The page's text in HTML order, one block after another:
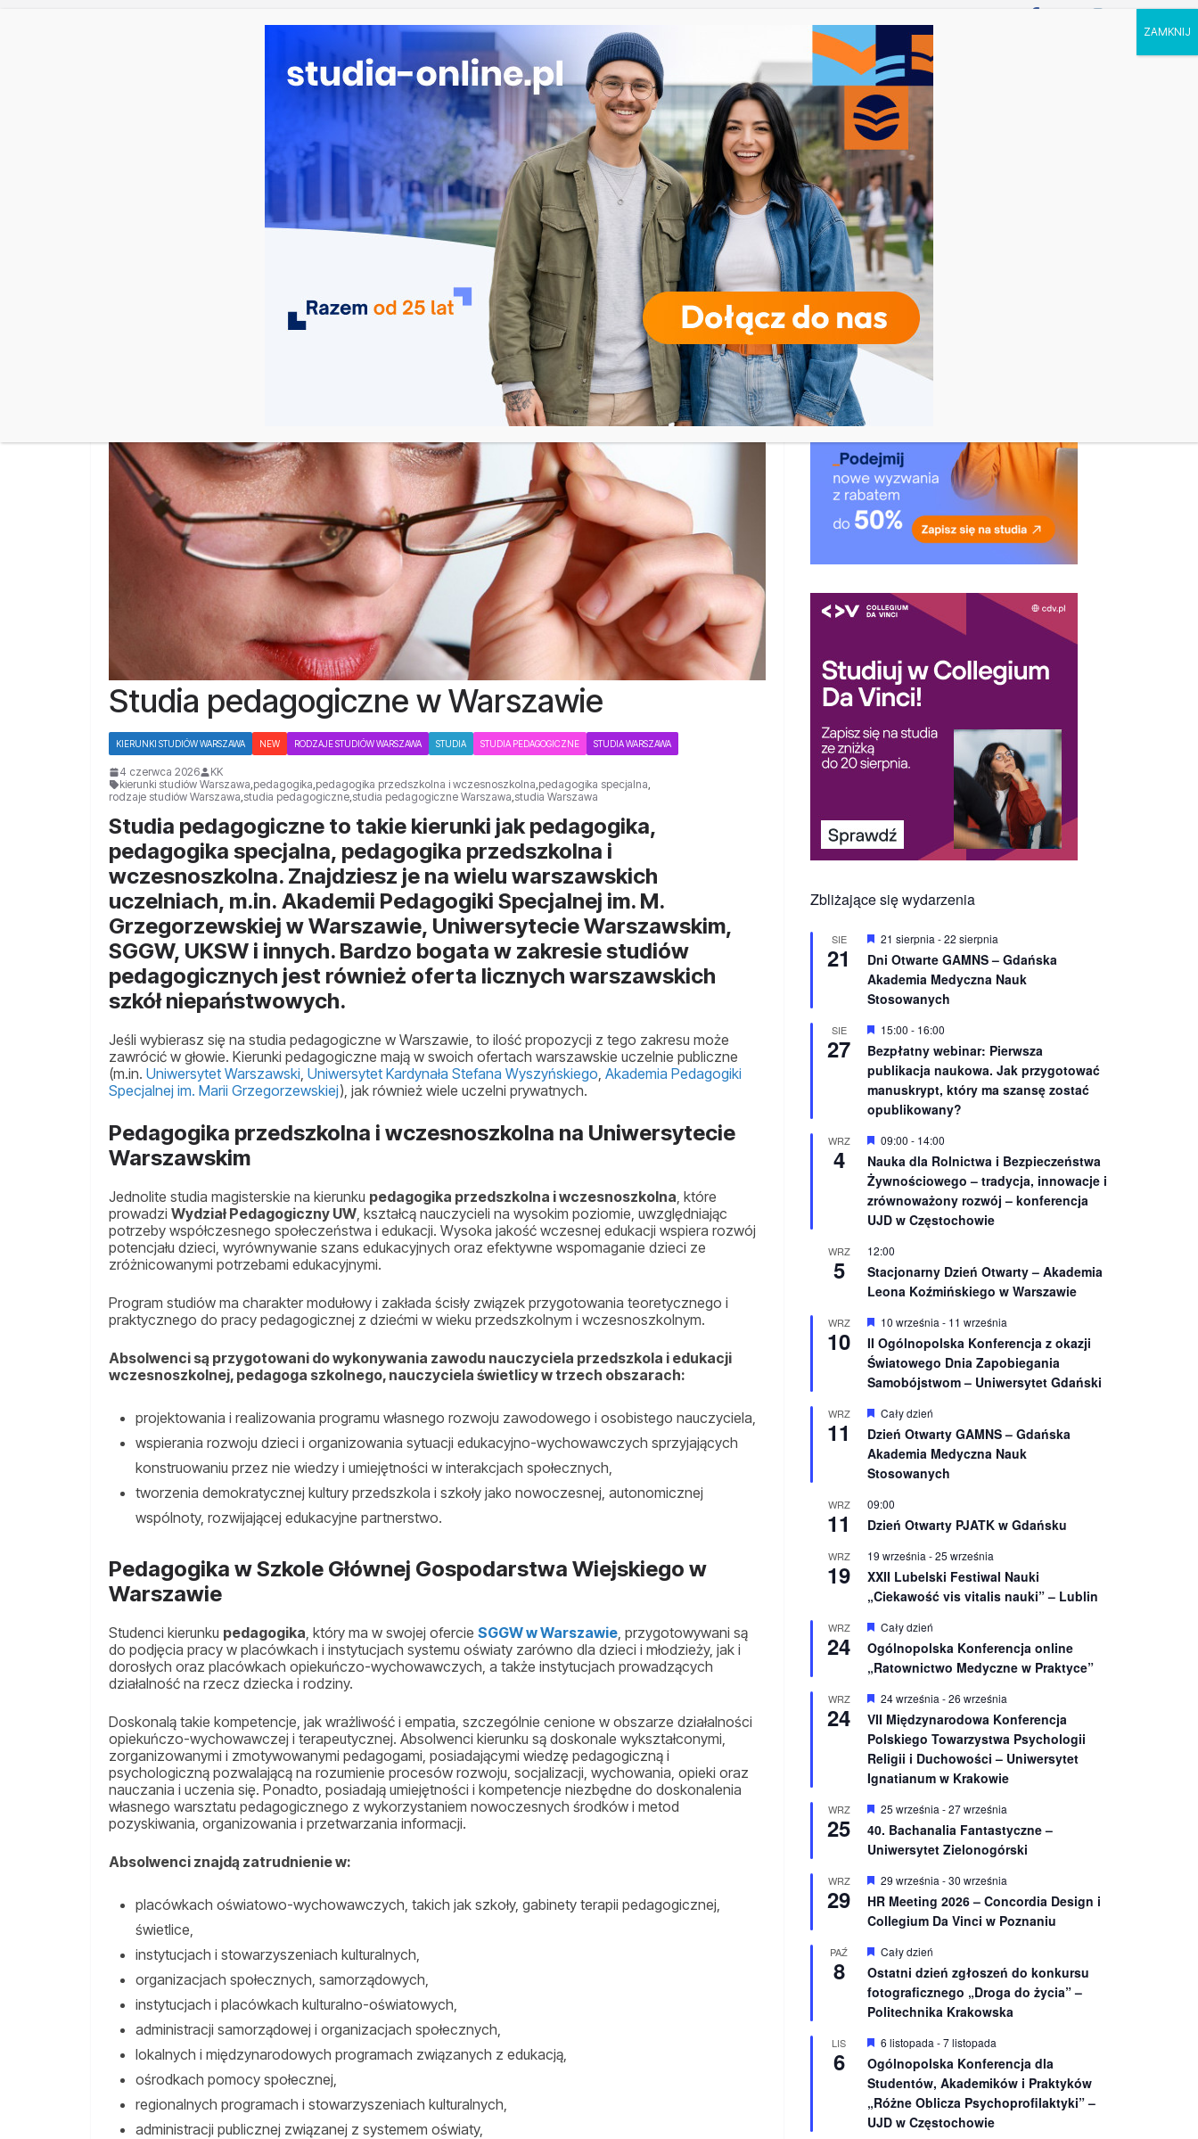
Narodowej w Krakowie
Mechanika i projektowanie maszyn w Warszawie
Komunikacja promocyjna i kryzysowa w Katowicach
Studia sportowe w Radomiu
Psychologia w biznesie – Uniwersytet WSB Merito Bydgoszcz
UCZELNIE KIERUNKI RODZAJE STUDIÓW REKRUTACJA DRZWI OTWARTE TOP STUDIA KALENDARZ
Studia pedagogiczne w Warszawie
KIERUNKI STUDIÓW WARSZAWA NEW RODZAJE STUDIÓW WARSZAWA STUDIA STUDIA PEDAGOGICZNE STUDIA WARSZAWA
4 czerwca 2026
KK
kierunki studiów Warszawa pedagogika pedagogika przedszkolna i wczesnoszkolna pedagogika specjalna
rodzaje studiów Warszawa studia pedagogiczne studia pedagogiczne Warszawa studia Warszawa
Studia pedagogiczne to takie kierunki jak pedagogika,
pedagogika specjalna, pedagogika przedszkolna i
wczesnoszkolna. Znajdziesz je na wielu warszawskich
uczelniach, m.in. Akademii Pedagogiki Specjalnej im. M.
Grzegorzewskiej w Warszawie, Uniwersytecie Warszawskim,
SGGW, UKSW i innych. Bardzo bogata w zakresie studiów
pedagogicznych jest również oferta licznych warszawskich
szkół niepaństwowych.
Jeśli wybierasz się na studia pedagogiczne w Warszawie, to ilość propozycji z tego zakresu może
zawrócić w głowie. Kierunki pedagogiczne mają w swoich ofertach warszawskie uczelnie publiczne
(m.in. Uniwersytet Warszawski Uniwersytet Kardynała Stefana Wyszyńskiego Akademia Pedagogiki
Specjalnej im. Marii Grzegorzewskiej), jak również wiele uczelni prywatnych.
Pedagogika przedszkolna i wczesnoszkolna na Uniwersytecie
Warszawskim
Jednolite studia magisterskie na kierunku pedagogika przedszkolna i wczesnoszkolna , które
prowadzi Wydział Pedagogiczny UW , kształcą nauczycieli na wysokim poziomie, uwzględniając
potrzeby współczesnego społeczeństwa i edukacji. Wysoka jakość wczesnej edukacji wspiera rozwój
potencjału dzieci, wyrównywanie szans edukacyjnych oraz efektywne wspomaganie dzieci ze
zróżnicowanymi potrzebami edukacyjnymi.
Program studiów ma charakter modułowy i zakłada ścisły związek przygotowania teoretycznego i
praktycznego do pracy pedagogicznej z dziećmi w wieku przedszkolnym i wczesnoszkolnym.
Absolwenci są przygotowani do wykonywania zawodu nauczyciela przedszkola i edukacji
wczesnoszkolnej, pedagoga szkolnego, nauczyciela świetlicy w trzech obszarach:
projektowania i realizowania programu własnego rozwoju zawodowego i osobistego nauczyciela,
wspierania rozwoju dzieci i organizowania sytuacji edukacyjno-wychowawczych sprzyjających
konstruowaniu przez nie wiedzy i umiejętności w interakcjach społecznych,
tworzenia demokratycznej kultury przedszkola i szkoły jako nowoczesnej, autonomicznej
wspólnoty, rozwijającej edukacyjne partnerstwo.
Pedagogika w Szkole Głównej Gospodarstwa Wiejskiego w
Warszawie
Studenci kierunku pedagogika , który ma w swojej ofercie SGGW w Warszawie , przygotowywani są
do podjęcia pracy w placówkach i instytucjach systemu oświaty zarówno dla dzieci i młodzieży, jak i
dorosłych oraz placówkach opiekuńczo-wychowawczych, a także instytucjach prowadzących
działalność na rzecz dziecka i rodziny.
Doskonalą takie kompetencje, jak wrażliwość i empatia, szczególnie cenione w obszarze działalności
opiekuńczo-wychowawczej i terapeutycznej. Absolwenci kierunku są doskonale wykształconymi,
zorganizowanymi i zmotywowanymi pedagogami, posiadającymi wiedzę pedagogiczną i
psychologiczną pozwalającą na rozumienie procesów rozwoju, socjalizacji, wychowania, opieki oraz
nauczania i uczenia się. Ponadto, posiadają umiejętności i kompetencje niezbędne do doskonalenia
własnego warsztatu pedagogicznego z wykorzystaniem nowoczesnych środków i metod
pozyskiwania, organizowania i przetwarzania informacji.
Absolwenci znajdą zatrudnienie w:
placówkach oświatowo-wychowawczych, takich jak szkoły, gabinety terapii pedagogicznej,
świetlice,
instytucjach i stowarzyszeniach kulturalnych,
organizacjach społecznych, samorządowych,
instytucjach i placówkach kulturalno-oświatowych,
administracji samorządowej i organizacjach społecznych,
lokalnych i międzynarodowych programach związanych z edukacją,
ośrodkach pomocy społecznej,
regionalnych programach i stowarzyszeniach kulturalnych,
administracji publicznej związanej z systemem oświaty,
Zbliżające się wydarzenia
SIE
21
W
r
ó
ż
n
o
n
e
21 sierpnia -22 sierpnia
Dni Otwarte GAMNS – Gdańska
Akademia Medyczna Nauk
Stosowanych
SIE
27
W
r
ó
ż
n
i
n
e
15:00 - 16:00
Bezpłatny webinar: Pierwsza
publikacja naukowa. Jak przygotować
manuskrypt, który ma szansę zostać
opublikowany?
WRZ
4
W
r
ó
ż
n
i
n
e
09:00 - 14:00
Nauka dla Rolnictwa i Bezpieczeństwa
Żywnościowego – tradycja, innowacje i
zrównoważony rozwój – konferencja
UJD w Częstochowie
WRZ
5
12:00
Stacjonarny Dzień Otwarty – Akademia
Leona Koźmińskiego w Warszawie
WRZ
10
W
y
r
ó
ż
n
o
n
e
10 września - 11 września
II Ogólnopolska Konferencja z okazji
Światowego Dnia Zapobiegania
Samobójstwom – Uniwersytet Gdański
WRZ
11
W
y
r
ó
ż
n
o
n
Cały dzień
Dzień Otwarty GAMNS – Gdańska
Akademia Medyczna Nauk
Stosowanych
WRZ
11
09:00
Dzień Otwarty PJATK w Gdańsku
WRZ
19
19 września -25 września
XXII Lubelski Festiwal Nauki
„Ciekawość vis vitalis nauki” – Lublin
WRZ
24
W
r
ó
n
i
o
n
e
Cały dzień
Ogólnopolska Konferencja online
„Ratownictwo Medyczne w Praktyce”
WRZ
24
W
y
r
ó
ż
n
i
n
e
24 września -26 września
VII Międzynarodowa Konferencja
Polskiego Towarzystwa Psychologii
Religii i Duchowości – Uniwersytet
Ignatianum w Krakowie
WRZ
25
W
r
ó
n
i
o
n
25 września -27 września
40. Bachanalia Fantastyczne –
Uniwersytet Zielonogórski
WRZ
29
W
y
r
ó
n
o
n
e
29 września -30 września
HR Meeting 2026 – Concordia Design i
Collegium Da Vinci w Poznaniu
PAŹ
8
W
r
ó
ż
n
i
o
n
e
Cały dzień
Ostatni dzień zgłoszeń do konkursu
fotograficznego „Droga do życia” –
Politechnika Krakowska
LIS
6
W
r
ó
ż
n
i
6 listopada -7 listopada
Ogólnopolska Konferencja dla
Studentów, Akademików i Praktyków
„Różne Oblicza Psychoprofilaktyki” –
UJD w Częstochowie